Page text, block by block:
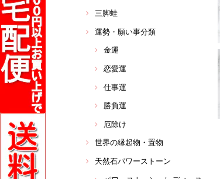
三脚蛙
運勢・願い事分類
金運
恋愛運
仕事運
勝負運
厄除け
世界の縁起物・置物
天然石パワーストーン